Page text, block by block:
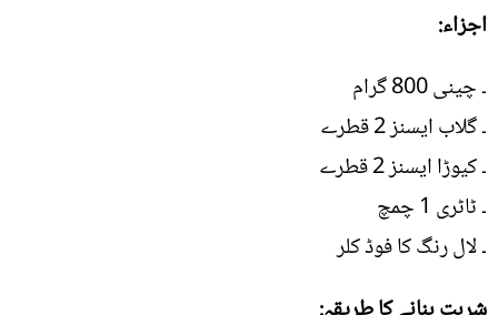
اجزاء:
۔ چینی 800 گرام
۔ گلاب ایسنز 2 قطرے
۔ کیوڑا ایسنز 2 قطرے
۔ ٹاٹری 1 چمچ
۔ لال رنگ کا فوڈ کلر